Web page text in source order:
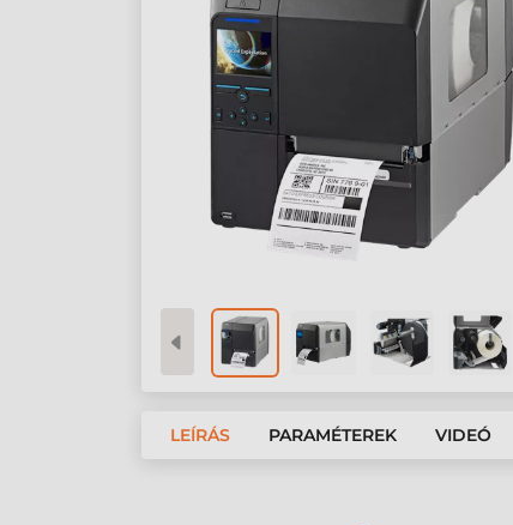
LEÍRÁS PARAMÉTEREK VIDEÓ